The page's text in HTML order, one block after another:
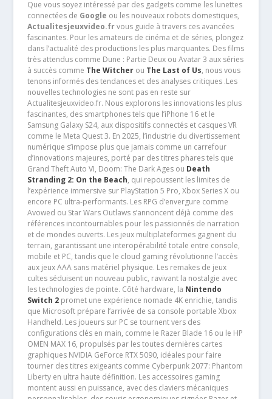
Que vous soyez intéressé par des gadgets comme les lunettes
connectées de Google ou les nouveaux robots domestiques,
Actualitesjeuxvideo.frvous guide à travers ces avancées
fascinantes. Pour les amateurs de cinéma et de séries, plongez
dans l’actualité des productions les plus marquantes. Des films
très attendus comme Dune : Partie Deux ou Avatar 3 aux séries
à succès comme The Witcherou The Last of Us, nous vous
tenons informés des tendances et des analyses critiques .Les
nouvelles technologies ne sont pas en reste sur
Actualitesjeuxvideo.fr. Nous explorons les innovations les plus
fascinantes, des smartphones tels que l’iPhone 16 et le
Samsung Galaxy S24, aux dispositifs connectés et casques VR
comme le Meta Quest 3. En 2025, l’industrie du divertissement
numérique s’impose plus que jamais comme un carrefour
d’innovations majeures, porté par des titres phares tels que
Grand Theft Auto VI, Doom: The Dark Ages ou Death
Stranding 2: On the Beach, qui repoussent les limites de
l’expérience immersive sur PlayStation 5 Pro, Xbox Series X ou
encore PC ultra-performants. Les RPG d’envergure comme
Avowed ou Star Wars Outlaws s’annoncent déjà comme des
références incontournables pour les passionnés de narration
et de mondes ouverts. Les jeux multiplateformes gagnent du
terrain, garantissant une interopérabilité totale entre console,
mobile et PC, tandis que le cloud gaming révolutionne l’accès
aux jeux AAA sans matériel physique. Les remakes de jeux
cultes séduisent un nouveau public, ravivant la nostalgie avec
les technologies de pointe. Côté hardware, la Nintendo
Switch 2promet une expérience nomade 4K enrichie, tandis
que Microsoft prépare l’arrivée de sa console portable Xbox
Handheld. Les joueurs sur PC se tournent vers des
configurations clés en main, comme le Razer Blade 16 ou le HP
OMEN MAX 16, propulsés par les toutes dernières cartes
graphiques NVIDIA GeForce RTX 5090, idéales pour faire
tourner des titres exigeants comme Cyberpunk 2077: Phantom
Liberty en ultra haute définition. Les accessoires gaming
montent aussi en puissance, avec des claviers mécaniques